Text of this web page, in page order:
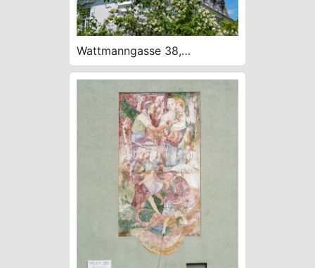
Wattmanngasse 38,
späthistoristisch/secessionisti
sch